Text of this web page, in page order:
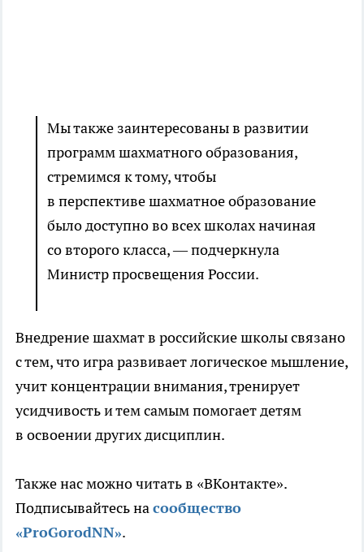
Мы также заинтересованы в развитии
программ шахматного образования,
стремимся к тому, чтобы
в перспективе шахматное образование
было доступно во всех школах начиная
со второго класса, — подчеркнула
Министр просвещения России.
Внедрение шахмат в российские школы связано
с тем, что игра развивает логическое мышление,
учит концентрации внимания, тренирует
усидчивость и тем самым помогает детям
в освоении других дисциплин.
Также нас можно читать в «ВКонтакте».
Подписывайтесь насообщество
«ProGorodNN».